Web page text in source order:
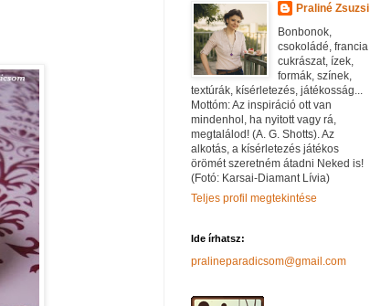
Praliné Zsuzsi
Bonbonok,
csokoládé, francia
cukrászat, ízek,
formák, színek,
textúrák, kísérletezés, játékosság...
Mottóm: Az inspiráció ott van
mindenhol, ha nyitott vagy rá,
megtalálod! (A. G. Shotts). Az
alkotás, a kísérletezés játékos
örömét szeretném átadni Neked is!
(Fotó: Karsai-Diamant Lívia)
Teljes profil megtekintése
Ide írhatsz:
pralineparadicsom@gmail.com